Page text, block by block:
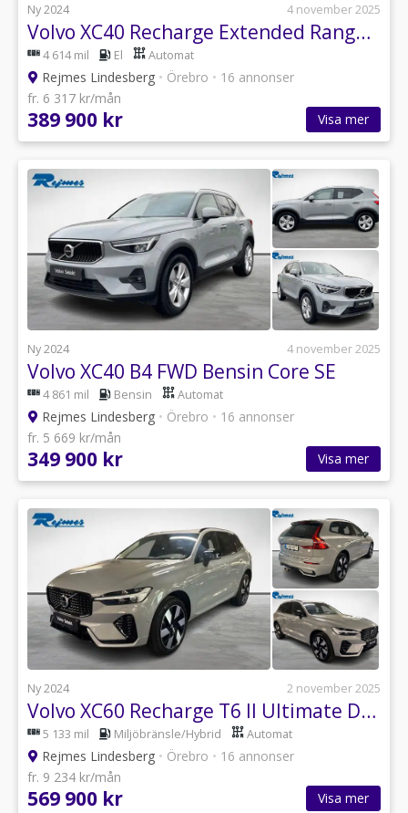
Ny 2024 4 november 2025
Volvo XC40 Recharge Extended Range Core SE
4 614 mil El Automat
Rejmes Lindesberg • Örebro • 16 annonser
fr. 6 317 kr/mån
389 900 kr Visa mer
Ny 2024 4 november 2025
Volvo XC40 B4 FWD Bensin Core SE
4 861 mil Bensin Automat
Rejmes Lindesberg • Örebro • 16 annonser
fr. 5 669 kr/mån
349 900 kr Visa mer
Ny 2024 2 november 2025
Volvo XC60 Recharge T6 II Ultimate Dark
5 133 mil Miljöbränsle/Hybrid Automat
Rejmes Lindesberg • Örebro • 16 annonser
fr. 9 234 kr/mån
569 900 kr Visa mer